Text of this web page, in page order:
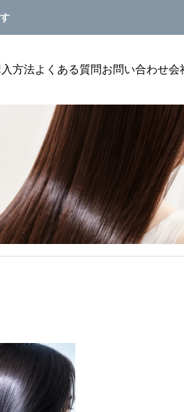
方法よくある質問お問い合わせ会
カウンセリン
美容室単価アップ
美容室のトリート